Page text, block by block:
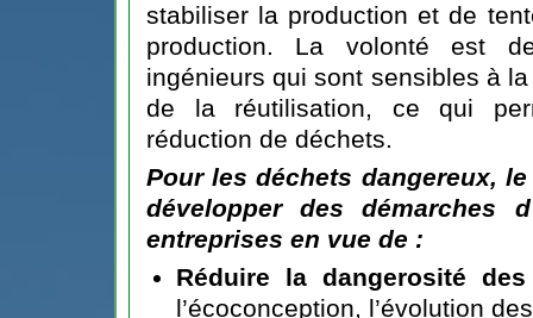
stabiliser la production et de
production. La volonté est
ingénieurs qui sont sensibles à
de la réutilisation, ce qui
réduction de déchets.
Pour les déchets dangereux,
développer des démarches
entreprises en vue de :
Réduire la dangerosité
l’écoconception, l’évolution